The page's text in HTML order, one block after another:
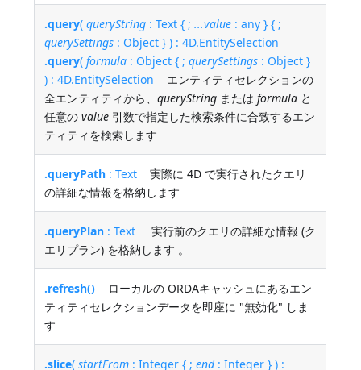
.query(queryString : Text { ;...value : any } { ;
querySettings : Object } ) : 4D.EntitySelection
.query(formula : Object { ;querySettings : Object }
) : 4D.EntitySelection エンティティセレクションの
全エンティティから、queryString またはformula と
任意のvalue 引数で指定した検索条件に合致するエン
ティティを検索します
.queryPath : Text 実際に 4D で実行されたクエリ
の詳細な情報を格納します
.queryPlan : Text 実行前のクエリの詳細な情報 (ク
エリプラン) を格納します 。
.refresh() ローカルの ORDAキャッシュにあるエン
ティティセレクションデータを即座に "無効化" しま
す
.slice(startFrom : Integer { ;end: Integer } ) :